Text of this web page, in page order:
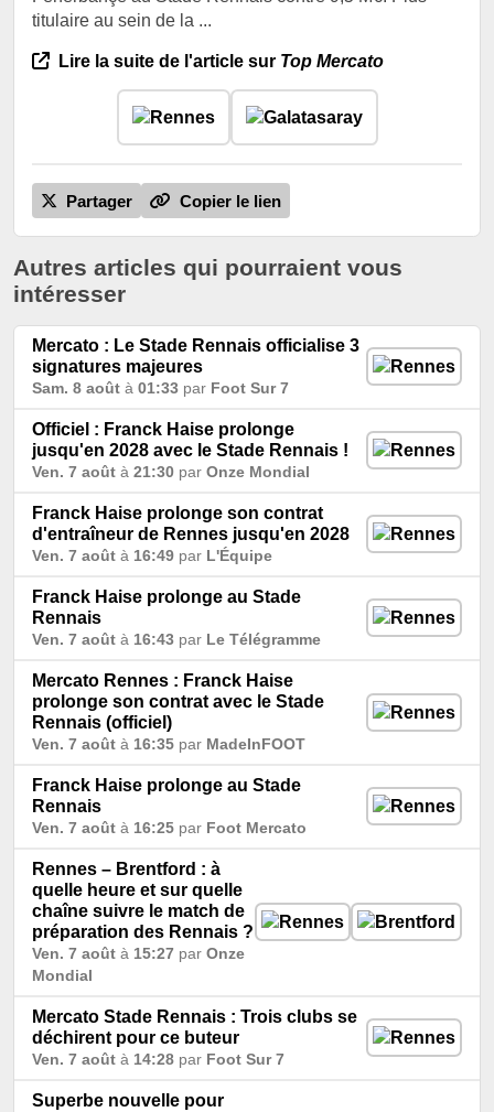
titulaire au sein de la ...
Lire la suite de l'article sur Top Mercato
Partager Copier le lien
Autres articles qui pourraient vous
intéresser
Mercato : Le Stade Rennais officialise 3
signatures majeures
Sam. 8 août à 01:33 par Foot Sur 7
Officiel : Franck Haise prolonge
jusqu'en 2028 avec le Stade Rennais !
Ven. 7 août à 21:30 par Onze Mondial
Franck Haise prolonge son contrat
d'entraîneur de Rennes jusqu'en 2028
Ven. 7 août à 16:49 par L'Équipe
Franck Haise prolonge au Stade
Rennais
Ven. 7 août à 16:43 par Le Télégramme
Mercato Rennes : Franck Haise
prolonge son contrat avec le Stade
Rennais (officiel)
Ven. 7 août à 16:35 par MadeInFOOT
Franck Haise prolonge au Stade
Rennais
Ven. 7 août à 16:25 par Foot Mercato
Rennes – Brentford : à
quelle heure et sur quelle
chaîne suivre le match de
préparation des Rennais ?
Ven. 7 août à 15:27 par Onze
Mondial
Mercato Stade Rennais : Trois clubs se
déchirent pour ce buteur
Ven. 7 août à 14:28 par Foot Sur 7
Superbe nouvelle pour